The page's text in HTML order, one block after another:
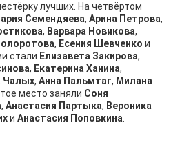
лучших. На четвёртом
Семендяева, Арина Петрова,
, Варвара Новикова,
, Есения Шевченко и
стали Елизавета Закирова,
, Екатерина Ханина,
Чалых, Анна Пальмтаг, Милана
место заняли Соня
, Анастасия Партыка, Вероника
и Анастасия Поповкина